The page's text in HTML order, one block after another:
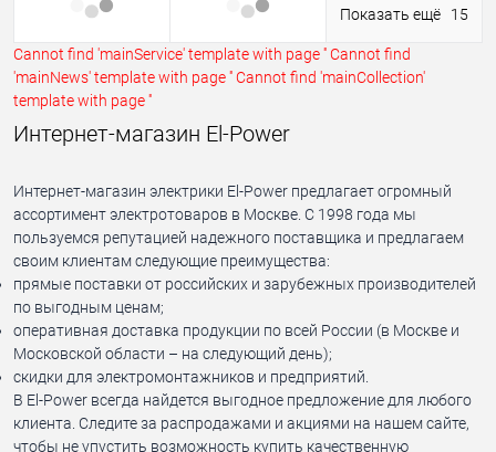
Показать ещё 15
Cannot find 'mainService' template with page ''Cannot find
'mainNews' template with page ''Cannot find 'mainCollection'
template with page ''
Интернет-магазин El-Power
Интернет-магазин электрики El-Power предлагает огромный
ассортимент электротоваров в Москве. С 1998 года мы
пользуемся репутацией надежного поставщика и предлагаем
своим клиентам следующие преимущества:
прямые поставки от российских и зарубежных производителей
по выгодным ценам;
оперативная доставка продукции по всей России (в Москве и
Московской области – на следующий день);
скидки для электромонтажников и предприятий.
В El-Power всегда найдется выгодное предложение для любого
клиента. Следите за распродажами и акциями на нашем сайте,
чтобы не упустить возможность купить качественную